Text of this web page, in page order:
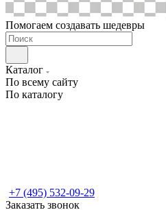
Помогаем создавать шедевры
Каталог
По всему сайту
По каталогу
+7 (495) 532-09-29
Заказать звонок